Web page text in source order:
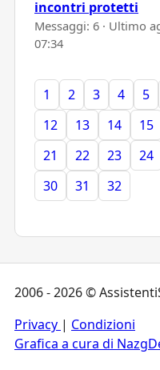
incontri protetti
Messaggi: 6 · Ultimo
07:34
1 2 3 4 5
12
13 14 15
21
22 23 24
30
31 32
2006 - 2026 ©
Privacy | Condizioni
Grafica a cura di